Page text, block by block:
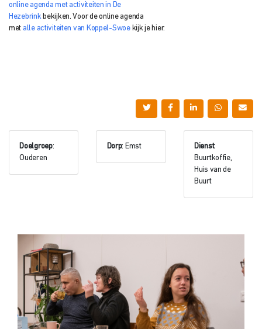
online agenda met activiteiten in De
Hezebrink bekijken. Voor de online agenda
met alle activiteiten van Koppel-Swoekijk je hier.
Doelgroep:
Ouderen
Dorp: Emst Dienst:
Buurtkoffie,
Huis van de
Buurt